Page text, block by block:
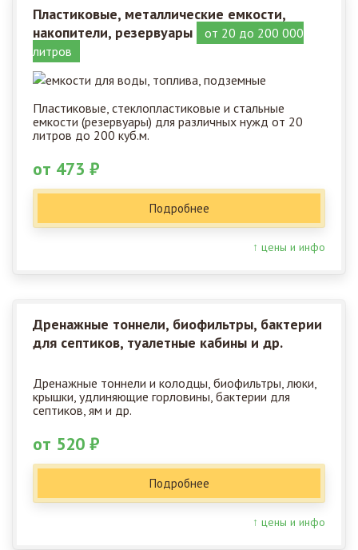
Пластиковые, металлические емкости,
накопители, резервуары
от 20 до 200 000
литров
Пластиковые, стеклопластиковые и стальные
емкости (резервуары) для различных нужд от 20
литров до 200 куб.м.
от 473 ₽
Подробнее
↑ цены и инфо
Дренажные тоннели, биофильтры, бактерии
для септиков, туалетные кабины и др.
Дренажные тоннели и колодцы, биофильтры, люки,
крышки, удлиняющие горловины, бактерии для
септиков, ям и др.
от 520 ₽
Подробнее
↑ цены и инфо